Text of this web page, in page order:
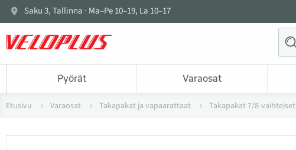
Saku 3, Tallinna · Ma–Pe 10–19, La 10–17
Pyörät Varaosat
Etusivu Varaosat Takapakat ja vapaarattaat Takapakat 7/8-vaihteiset